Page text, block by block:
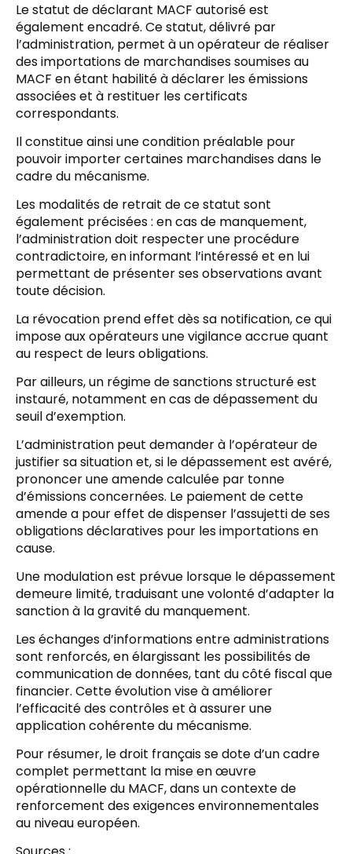
Le statut de déclarant MACF autorisé est
également encadré. Ce statut, délivré par
l’administration, permet à un opérateur de réaliser
des importations de marchandises soumises au
MACF en étant habilité à déclarer les émissions
associées et à restituer les certificats
correspondants.
Il constitue ainsi une condition préalable pour
pouvoir importer certaines marchandises dans le
cadre du mécanisme.
Les modalités de retrait de ce statut sont
également précisées : en cas de manquement,
l’administration doit respecter une procédure
contradictoire, en informant l’intéressé et en lui
permettant de présenter ses observations avant
toute décision.
La révocation prend effet dès sa notification, ce qui
impose aux opérateurs une vigilance accrue quant
au respect de leurs obligations.
Par ailleurs, un régime de sanctions structuré est
instauré, notamment en cas de dépassement du
seuil d’exemption.
L’administration peut demander à l’opérateur de
justifier sa situation et, si le dépassement est avéré,
prononcer une amende calculée par tonne
d’émissions concernées. Le paiement de cette
amende a pour effet de dispenser l’assujetti de ses
obligations déclaratives pour les importations en
cause.
Une modulation est prévue lorsque le dépassement
demeure limité, traduisant une volonté d’adapter la
sanction à la gravité du manquement.
Les échanges d’informations entre administrations
sont renforcés, en élargissant les possibilités de
communication de données, tant du côté fiscal que
financier. Cette évolution vise à améliorer
l’efficacité des contrôles et à assurer une
application cohérente du mécanisme.
Pour résumer, le droit français se dote d’un cadre
complet permettant la mise en œuvre
opérationnelle du MACF, dans un contexte de
renforcement des exigences environnementales
au niveau européen.